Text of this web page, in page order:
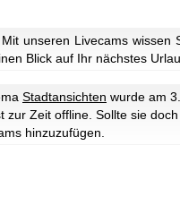
unseren Livecams
Blick auf Ihr nächstes
Stadtansichten wurde am
zur Zeit offline. Sollte sie
hinzuzufügen.